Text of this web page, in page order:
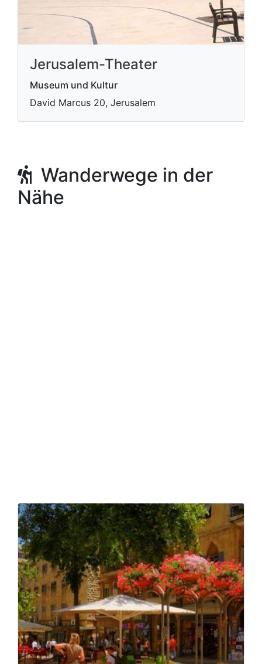
Jerusalem-Theater
Museum und Kultur
David Marcus 20, Jerusalem
Wanderwege in der
Nähe